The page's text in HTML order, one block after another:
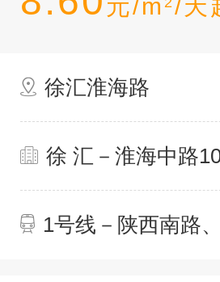
元/m /天
徐汇淮海路
徐 汇－淮海中路
1号线－陕西南路